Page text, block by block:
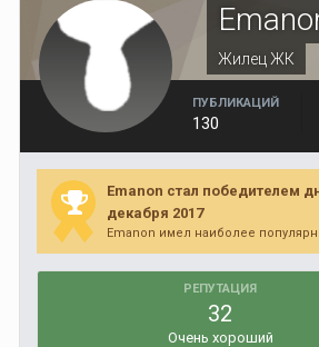
Жилец ЖК
ПУБЛИКАЦИЙ
130
Emanon стал победителем
декабря 2017
Emanon имел наиболее
РЕПУТАЦИЯ
32
Очень хороший